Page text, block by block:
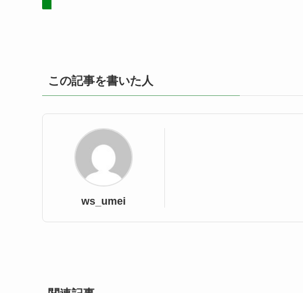
この記事を書いた人
ws_umei